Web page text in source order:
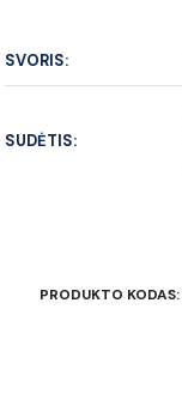
SVORIS:
SUDĖTIS:
PRODUKTO KODAS: